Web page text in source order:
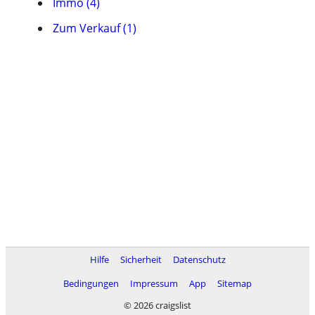
Zum Verkauf (1)
Hilfe Sicherheit
Datenschutz
Bedingungen
Impressum App
Sitemap
© 2026 craigslist